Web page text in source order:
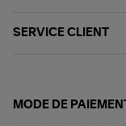
SERVICE CLIENT
MODE DE PAIEMENT